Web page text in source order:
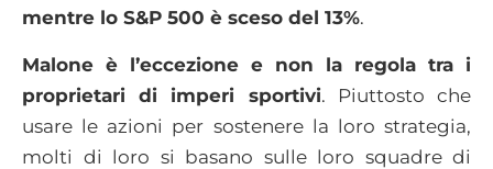
mentre lo S&P 500 è sceso del 13%.
Malone è l’eccezione e non la regola tra i
proprietari di imperi sportivi. Piuttosto che
usare le azioni per sostenere la loro strategia,
molti di loro si basano sulle loro squadre di